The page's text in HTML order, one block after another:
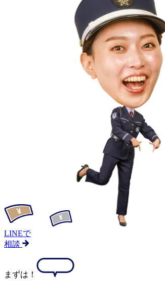
LINEで
相談
まずは！